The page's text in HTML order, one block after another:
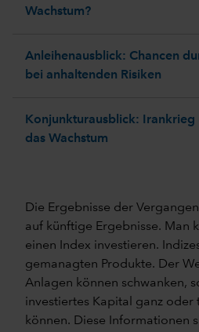
Wachstum?
Anleihenausblick: Chancen
bei anhaltenden Risiken
Konjunkturausblick: Irankrieg
das Wachstum
Die Ergebnisse der
auf künftige Ergebnisse. Man
einen Index investieren.
gemanagten Produkte. Der
Anlagen können schwanken,
investiertes Kapital ganz oder
können. Diese Informationen